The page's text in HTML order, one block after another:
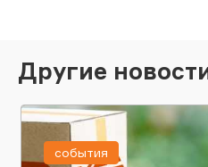
Другие
события